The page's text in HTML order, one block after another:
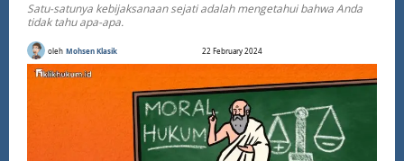
Satu-satunya kebijaksanaan sejati adalah mengetahui bahwa Anda
tidak tahu apa-apa.
oleh Mohsen Klasik 22 February 2024